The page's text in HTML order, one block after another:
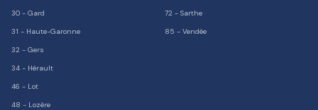
30 - Gard
31 - Haute-Garonne
32 - Gers
34 - Hérault
46 - Lot
48 - Lozère
72 - Sarthe
85 - Vendée